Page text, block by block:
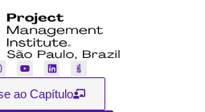
ao Capítulo